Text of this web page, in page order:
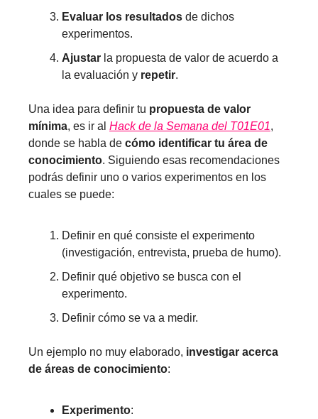
Evaluar los resultados de dichos
experimentos.
Ajustar la propuesta de valor de acuerdo a
la evaluación y repetir.
Una idea para definir tu propuesta de valor
mínima, es ir al Hack de la Semana del T01E01,
donde se habla de cómo identificar tu área de
conocimiento. Siguiendo esas recomendaciones
podrás definir uno o varios experimentos en los
cuales se puede:
Definir en qué consiste el experimento
(investigación, entrevista, prueba de humo).
Definir qué objetivo se busca con el
experimento.
Definir cómo se va a medir.
Un ejemplo no muy elaborado, investigar acerca
de áreas de conocimiento:
Experimento: